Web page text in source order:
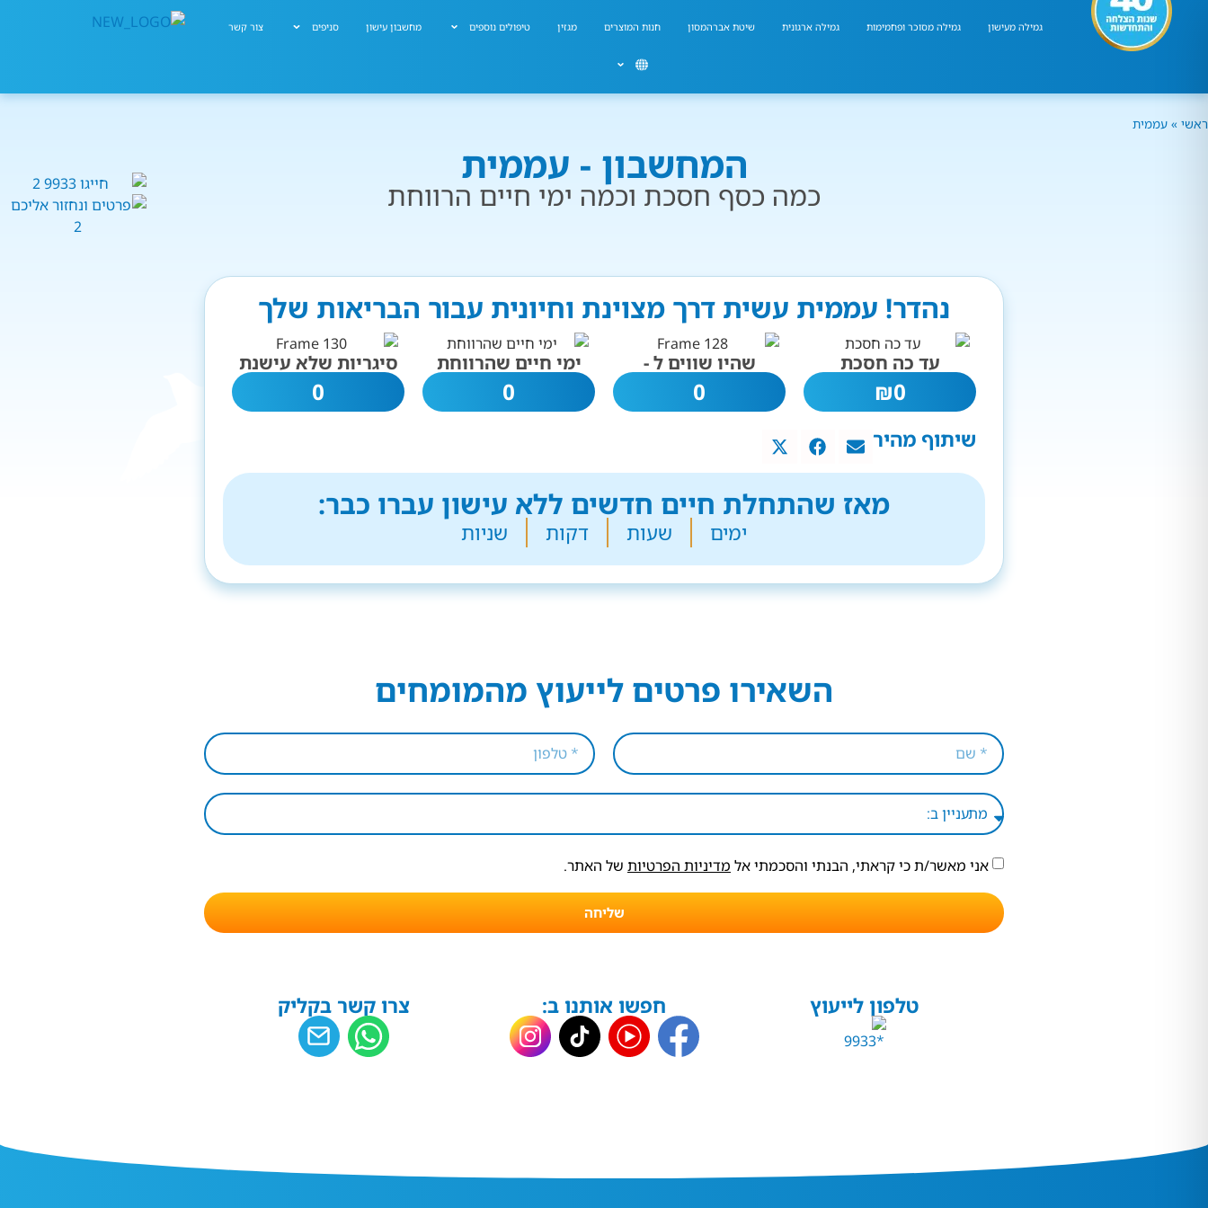
גמילה מעישון גמילה מסוכר ופחמימות גמילה ארגונית שיטת אברהמסון חנות המוצרים מגזין טיפולים נוספים מחשבון עישון סניפים צור קשר
ראשי » עממית
המחשבון - עממית
כמה כסף חסכת וכמה ימי חיים הרווחת
נהדר! עממית עשית דרך מצוינת וחיונית עבור הבריאות שלך
עד כה חסכת
0
₪
שהיו שווים ל -
0
ימי חיים שהרווחת
0
סיגריות שלא עישנת
0
שיתוף מהיר
מאז שהתחלת חיים חדשים ללא עישון עברו כבר:
ימים שעות דקות שניות
השאירו פרטים לייעוץ מהמומחים
אני מאשר/ת כי קראתי, הבנתי והסכמתי אל מדיניות הפרטיות של האתר.
שליחה
טלפון לייעוץ חפשו אותנו ב: צרו קשר בקליק